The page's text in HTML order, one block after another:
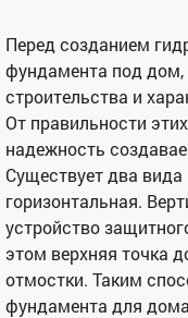
Перед созданием
фундамента под дом,
строительства и
От правильности
надежность
Существует два
горизонтальная.
устройство
этом верхняя точка
отмостки. Таким
фундамента для